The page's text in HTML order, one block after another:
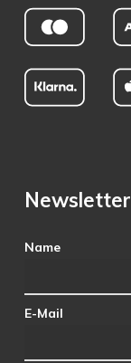
Newsletter
Name
E-Mail